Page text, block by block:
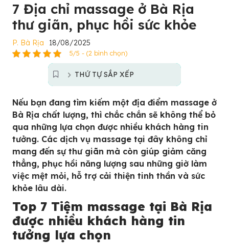
7 Địa chỉ massage ở Bà Rịa
thư giãn, phục hồi sức khỏe
P. Bà Rịa 18/08/2025
5/5 - (2 bình chọn)
THỨ TỰ SẮP XẾP
Nếu bạn đang tìm kiếm một địa điểm massage ở
Bà Rịa chất lượng, thì chắc chắn sẽ không thể bỏ
qua những lựa chọn được nhiều khách hàng tin
tưởng. Các dịch vụ massage tại đây không chỉ
mang đến sự thư giãn mà còn giúp giảm căng
thẳng, phục hồi năng lượng sau những giờ làm
việc mệt mỏi, hỗ trợ cải thiện tinh thần và sức
khỏe lâu dài.
Top 7 Tiệm massage tại Bà Rịa
được nhiều khách hàng tin
tưởng lựa chọn